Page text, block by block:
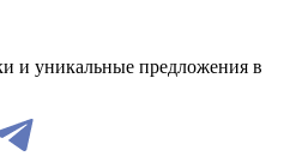
и уникальные предложения в